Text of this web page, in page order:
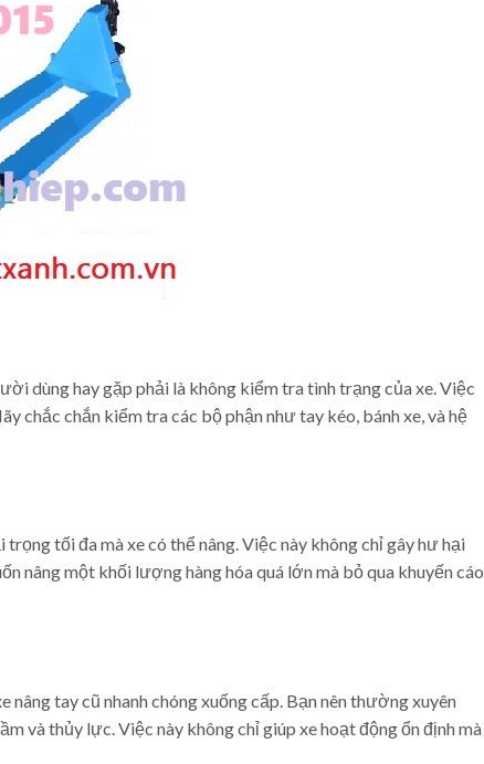
dùng hay gặp phải là không kiểm tra tình trạng của xe. Việc
chắc chắn kiểm tra các bộ phận như tay kéo, bánh xe, và hệ
tối đa mà xe có thể nâng. Việc này không chỉ gây hư hại
nâng một khối lượng hàng hóa quá lớn mà bỏ qua khuyến cáo
tay cũ nhanh chóng xuống cấp. Bạn nên thường xuyên
và thủy lực. Việc này không chỉ giúp xe hoạt động ổn định mà